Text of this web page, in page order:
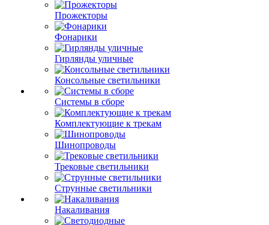
Прожекторы
Фонарики
Гирлянды уличные
Консольные светильники
Системы в сборе
Комплектующие к трекам
Шинопроводы
Трековые светильники
Струнные светильники
Накаливания